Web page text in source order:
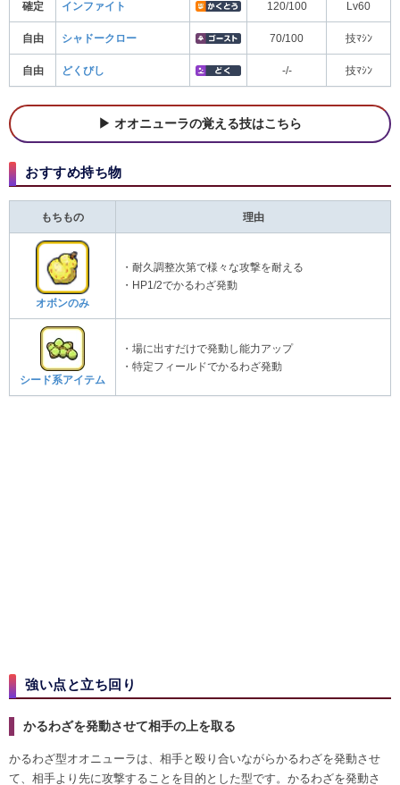
確定 インファイト 120/100 Lv60
自由 シャドークロー 70/100 技ﾏｼﾝ
自由 どくびし -/- 技ﾏｼﾝ
オオニューラの覚える技はこちら
おすすめ持ち物
もちもの 理由
オボンのみ
・耐久調整次第で様々な攻撃を耐える
・HP1/2でかるわざ発動
シード系アイテム
・場に出すだけで発動し能力アップ
・特定フィールドでかるわざ発動
強い点と立ち回り
かるわざを発動させて相手の上を取る
かるわざ型オオニューラは、相手と殴り合いながらかるわざを発動させ
て、相手より先に攻撃することを目的とした型です。かるわざを発動さ